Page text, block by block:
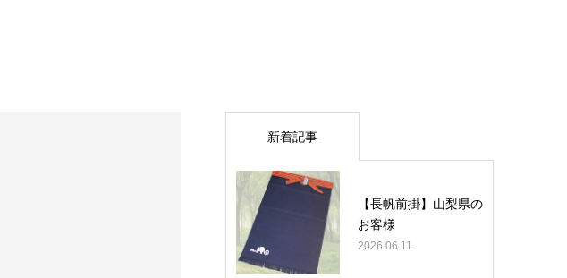
新着記事
【長帆前掛】山梨県の
お客様
2026.06.11